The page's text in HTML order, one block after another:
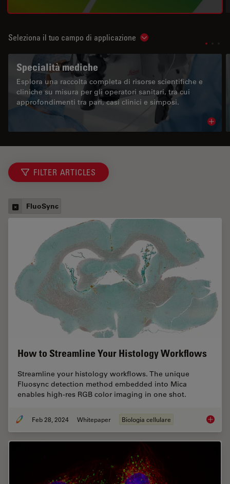
Seleziona il tuo campo di applicazione Show subnavigation
Specialità mediche
Esplora una raccolta completa di risorse scientifiche e
cliniche su misura per gli operatori sanitari, tra cui
approfondimenti tra pari, casi clinici e simposi.
FILTER ARTICLES
FluoSync
How to Streamline Your Histology Workflows
Streamline your histology workflows. The unique
Fluosync detection method embedded into Mica
enables high-res RGB color imaging in one shot.
Feb 28, 2024 Whitepaper Biologia cellulare How to